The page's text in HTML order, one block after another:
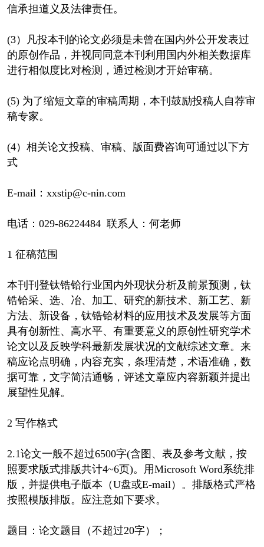
信承担道义及法律责任。
(3）凡投本刊的论文必须是未曾在国内外公开发表过
的原创作品，并视同同意本刊利用国内外相关数据库
进行相似度比对检测，通过检测才开始审稿。
(5) 为了缩短文章的审稿周期，本刊鼓励投稿人自荐审
稿专家。
(4）相关论文投稿、审稿、版面费咨询可通过以下方
式
E-mail：xxstip@c-nin.com
电话：029-86224484 联系人：何老师
1 征稿范围
本刊刊登钛锆铪行业国内外现状分析及前景预测，钛
锆铪采、选、冶、加工、研究的新技术、新工艺、新
方法、新设备，钛锆铪材料的应用技术及发展等方面
具有创新性、高水平、有重要意义的原创性研究学术
论文以及反映学科最新发展状况的文献综述文章。来
稿应论点明确，内容充实，条理清楚，术语准确，数
据可靠，文字简洁通畅，评述文章应内容新颖并提出
展望性见解。
2 写作格式
2.1论文一般不超过6500字(含图、表及参考文献，按
照要求版式排版共计4~6页)。用Microsoft Word系统排
版，并提供电子版本（U盘或E-mail）。排版格式严格
按照模版排版。应注意如下要求。
题目：论文题目（不超过20字）；